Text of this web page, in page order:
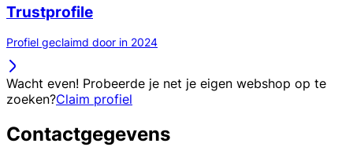
Trustprofile
Profiel geclaimd door in 2024
Wacht even! Probeerde je net je eigen webshop op te
zoeken?Claim profiel
Contactgegevens